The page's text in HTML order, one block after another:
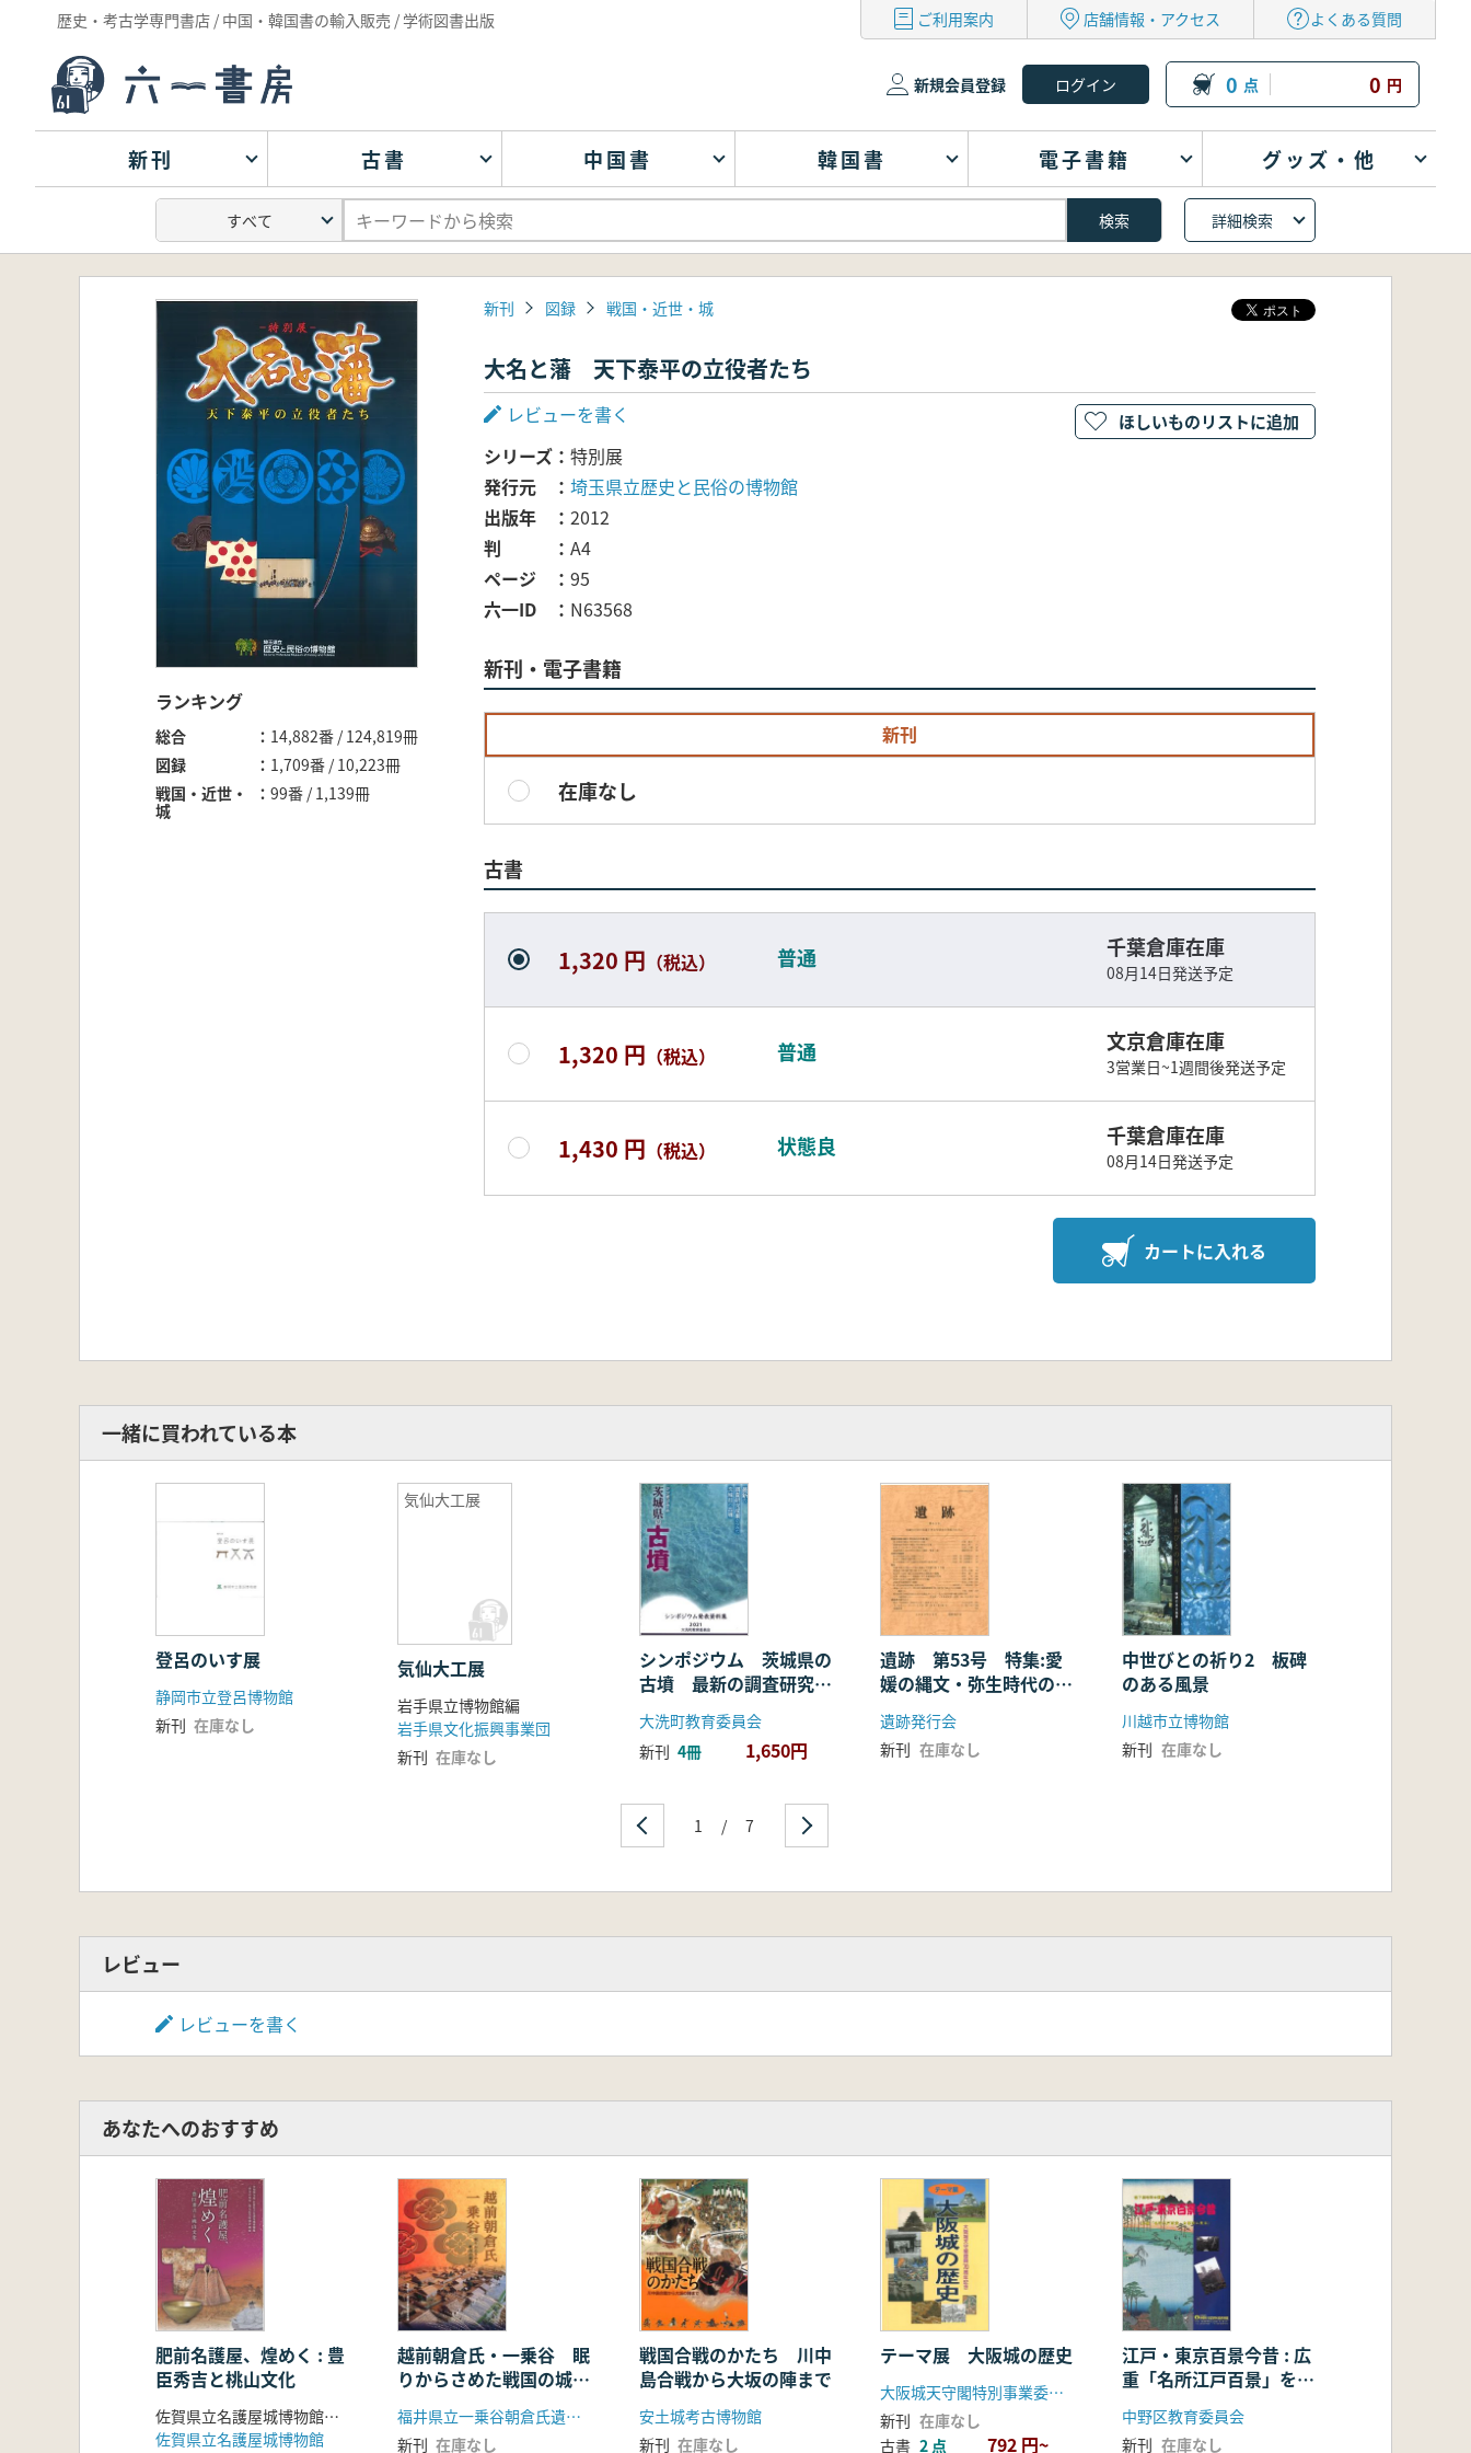
歴史・考古学専門書店 / 中国・韓国書の輸入販売 / 学術図書出版 ご利用案内 店舗情報・アクセス よくある質問
新規会員登録 0 点 0 円
新刊 古書 中国書 韓国書 電子書籍 グッズ・他
詳細検索
ランキング
総合
14,882番 / 124,819冊
図録
1,709番 / 10,223冊
戦国・近世・
城
99番 / 1,139冊
新刊 図録 戦国・近世・城
大名と藩 天下泰平の立役者たち
レビューを書く
シリーズ
特別展
発行元
埼玉県立歴史と民俗の博物館
出版年
2012
判
A4
ページ
95
六一ID
N63568
新刊・電子書籍
新刊
在庫なし
古書
1,320 円 （税込） 普通 千葉倉庫在庫
08月14日発送予定
1,320 円 （税込） 普通 文京倉庫在庫
3営業日~1週間後発送予定
1,430 円 （税込） 状態良 千葉倉庫在庫
08月14日発送予定
カートに入れる
ほしいものリストに追加
一緒に買われている本
登呂のいす展
静岡市立登呂博物館
新刊 在庫なし
気仙大工展
気仙大工展
岩手県立博物館編
岩手県文化振興事業団
新刊 在庫なし
シンポジウム 茨城県の
古墳 最新の調査研究成
果からみた茨城県の古墳
大洗町教育委員会
新刊 4冊 1,650円
遺跡 第53号 特集:愛
媛の縄文・弥生時代の石
器(後)
遺跡発行会
新刊 在庫なし
中世びとの祈り2 板碑
のある風景
川越市立博物館
新刊 在庫なし
1 / 7
レビュー
レビューを書く
あなたへのおすすめ
肥前名護屋、煌めく : 豊
臣秀吉と桃山文化
佐賀県立名護屋城博物館 編
佐賀県立名護屋城博物館
越前朝倉氏・一乗谷 眠
りからさめた戦国の城下
町
福井県立一乗谷朝倉氏遺跡資料館
新刊 在庫なし
戦国合戦のかたち 川中
島合戦から大坂の陣まで
安土城考古博物館
新刊 在庫なし
テーマ展 大阪城の歴史
大阪城天守閣特別事業委員会
新刊 在庫なし
古書 2 点 792 円~
江戸・東京百景今昔 : 広
重「名所江戸百景」を東
京に見る
中野区教育委員会
新刊 在庫なし